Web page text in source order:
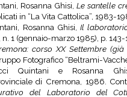
Rosanna Ghisi, Le santelle
in “La Vita Cattolica”, 1983-
Rosanna Ghisi, Il
n. 1 (gennaio-marzo 1985), p. 143-
corso XX Settembre
Fotografico “Beltrami-
Quintani e Rosanna
di Cremona, 1986.
del Laboratorio del